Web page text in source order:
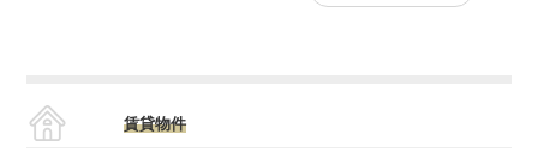
賃貸物件